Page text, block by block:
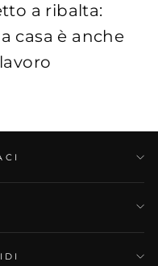
a ribalta:
casa è anche